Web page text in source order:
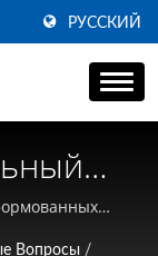
РУССКИЙ
Вопросы /